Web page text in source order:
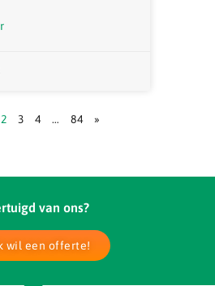
2 3 4 … 84 »
van ons?
wil een offerte!